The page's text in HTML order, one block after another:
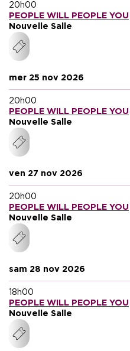
20h00
PEOPLE WILL PEOPLE YOU
Nouvelle Salle
mer 25 nov 2026
20h00
PEOPLE WILL PEOPLE YOU
Nouvelle Salle
ven 27 nov 2026
20h00
PEOPLE WILL PEOPLE YOU
Nouvelle Salle
sam 28 nov 2026
18h00
PEOPLE WILL PEOPLE YOU
Nouvelle Salle